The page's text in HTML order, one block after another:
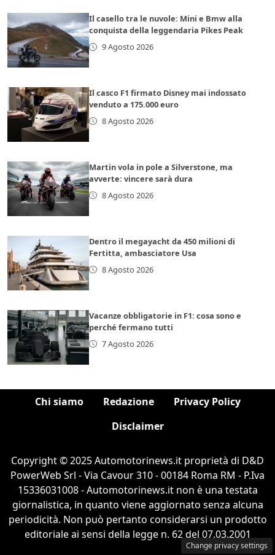
Il casello tra le nuvole: Mini e Bmw alla
conquista della leggendaria Pikes Peak
9 Agosto 2026
Il casco F1 firmato Disney mai indossato
venduto a 175.000 euro
8 Agosto 2026
Martin vola in pole a Silverstone, ma
avverte: vincere sarà dura
8 Agosto 2026
Dentro il megayacht da 450 milioni di
Fertitta, ambasciatore Usa
8 Agosto 2026
Vacanze obbligatorie in F1: cosa sono e
perché fermano tutti
7 Agosto 2026
Chi siamo Redazione
Privacy Policy
Disclaimer
Copyright © 2025 Automotorinews.it proprietà di D&D
PowerWeb Srl - Via Cavour 310 - 00184 Roma RM - P.Iva
15336031008 - Automotorinews.it non è una testata
giornalistica, in quanto viene aggiornato senza alcuna
periodicità. Non può pertanto considerarsi un prodotto
editoriale ai sensi della legge n. 62 del 07.03.2001
Change privacy settings